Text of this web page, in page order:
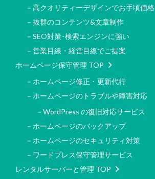
－高クオリティーデザインでお手頃価格
－抜群のコンテンツ&文章制作
－SEO対策･検索エンジンに強い
－営業目線・経営目線でご提案
ホームページ保守管理 TOP
－ホームページ修正・更新代行
－ホームページのトラブルや障害対応
－WordPress の復旧対応サービス
－ホームページのバックアップ
－ホームページのセキュリティ対策
－ワードプレス保守管理サービス
レンタルサーバーと管理 TOP